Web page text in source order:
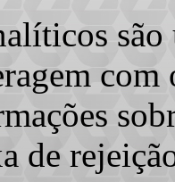
são
com
de